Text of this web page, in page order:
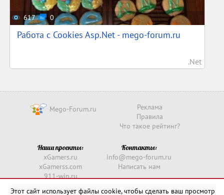
617 0
Работа с Cookies Asp.Net - mego-forum.ru
.Net
Mego-Forum.ru
Реклама
Правила
Что такое рейтинг?
Наши проекты:
xGamers.ru
xGamerss.com
911-win.ru
Контакты:
info@mego-forum.ru
Написать нам
Этот сайт использует файлы cookie, чтобы сделать ваш просмотр